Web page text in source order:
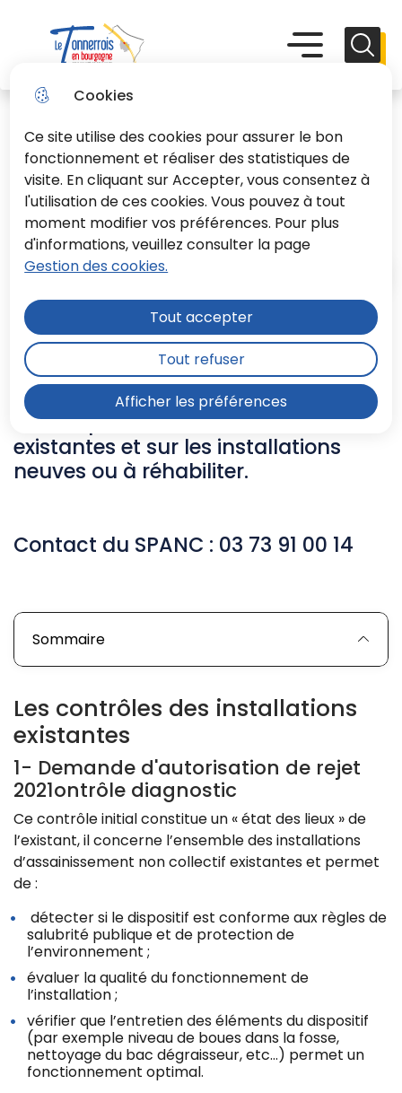
Cookies
Ce site utilise des cookies pour assurer le bon
fonctionnement et réaliser des statistiques de
visite. En cliquant sur Accepter, vous consentez à
l'utilisation de ces cookies. Vous pouvez à tout
moment modifier vos préférences. Pour plus
d'informations, veuillez consulter la page
Gestion des cookies.
Afficher les préférences
Tout accepter
Tout refuser
au
menu
Aller à la
recherche
principal
le plan du
Menu principal Menu
Les contrôles
La mission de contrôle confiée au
Service Public d'Assainissement Non
Collectif, appelé communément
SPANC porte sur les installations
existantes et sur les installations
neuves ou à réhabiliter.
Contact du SPANC : 03 73 91 00 14
Sommaire
Les contrôles des installations
existantes
1- Demande d'autorisation de rejet
2021ontrôle diagnostic
Ce contrôle initial constitue un « état des lieux » de
l’existant, il concerne l’ensemble des installations
d’assainissement non collectif existantes et permet
de :
détecter si le dispositif est conforme aux règles de
salubrité publique et de protection de
l’environnement ;
évaluer la qualité du fonctionnement de
l’installation ;
vérifier que l’entretien des éléments du dispositif
(par exemple niveau de boues dans la fosse,
nettoyage du bac dégraisseur, etc…) permet un
fonctionnement optimal.